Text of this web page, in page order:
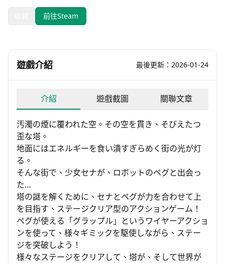
前往Steam
遊戲介紹 最後更新：2026-01-24
介紹 遊戲截圖 關聯文章
汚濁の煙に覆われた空。その空を貫き、そびえたつ
歪な塔。
地面にはエネルギーを食い潰すぎらめく街の光が灯
る。
そんな街で、少女セナが、ロボットのペグと出会っ
た…
塔の謎を解くために、セナとペグが力を合わせて上
を目指す、ステージクリア型のアクションゲーム！
ペグが使える「グラップル」というワイヤーアクショ
ンを使って、様々ギミックを駆使しながら、ステー
ジを突破しよう！
様々なステージをクリアして、塔が、そして世界が